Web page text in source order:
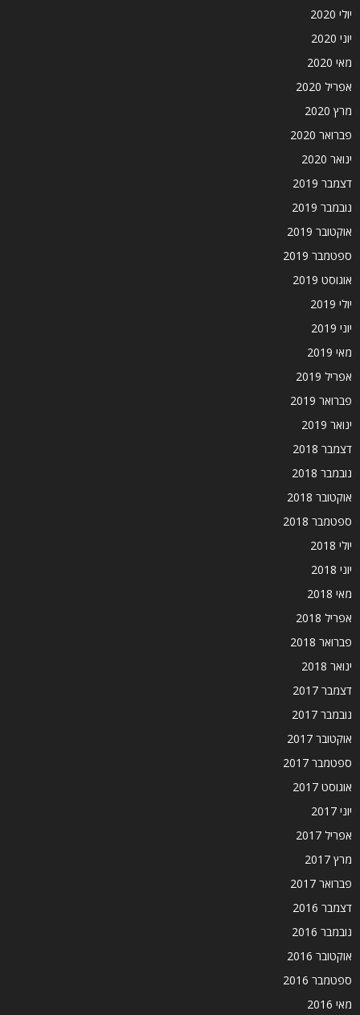
יולי 2020
יוני 2020
מאי 2020
אפריל 2020
מרץ 2020
פברואר 2020
ינואר 2020
דצמבר 2019
נובמבר 2019
אוקטובר 2019
ספטמבר 2019
אוגוסט 2019
יולי 2019
יוני 2019
מאי 2019
אפריל 2019
פברואר 2019
ינואר 2019
דצמבר 2018
נובמבר 2018
אוקטובר 2018
ספטמבר 2018
יולי 2018
יוני 2018
מאי 2018
אפריל 2018
פברואר 2018
ינואר 2018
דצמבר 2017
נובמבר 2017
אוקטובר 2017
ספטמבר 2017
אוגוסט 2017
יוני 2017
אפריל 2017
מרץ 2017
פברואר 2017
דצמבר 2016
נובמבר 2016
אוקטובר 2016
ספטמבר 2016
מאי 2016